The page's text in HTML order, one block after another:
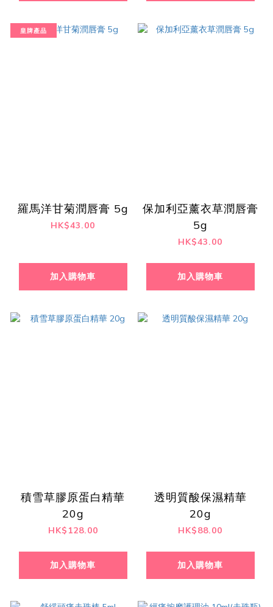
皇牌產品
羅馬洋甘菊潤唇膏 5g
HK$43.00
加入購物車
保加利亞薰衣草潤唇膏
5g
HK$43.00
加入購物車
積雪草膠原蛋白精華
20g
HK$128.00
加入購物車
透明質酸保濕精華
20g
HK$88.00
加入購物車